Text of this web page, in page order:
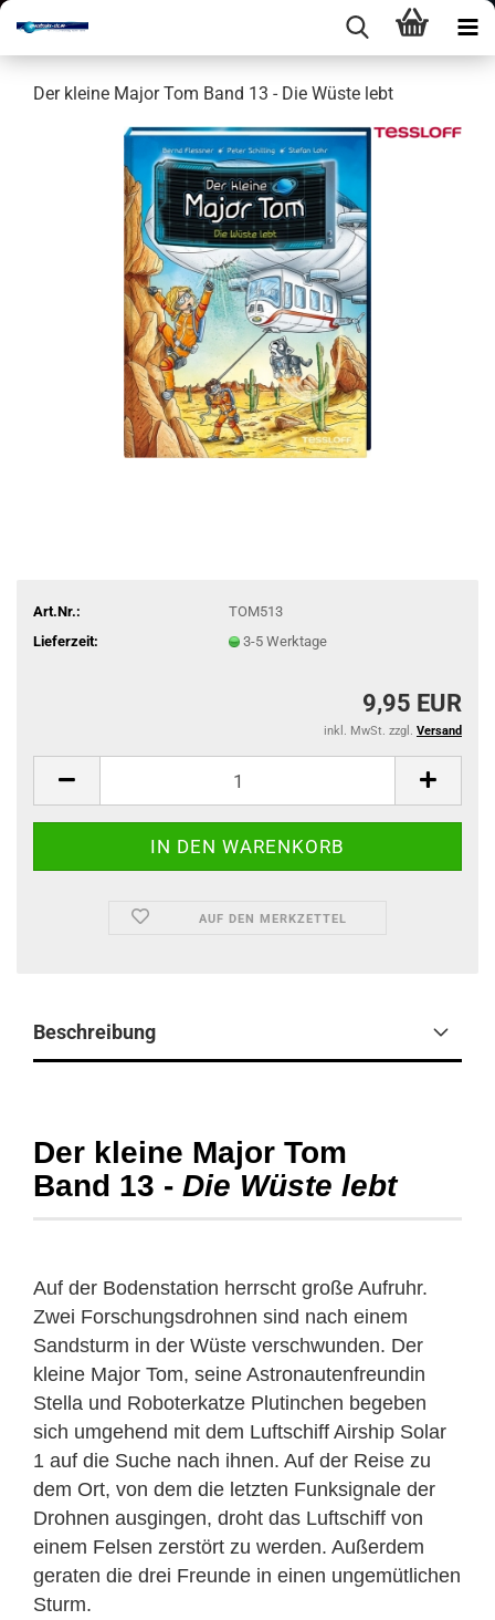
Der klei­ne Major Tom Band 13 - Die Wüste lebt
Art.Nr.:
TOM513
Lieferzeit:
3-5 Werktage
9,95 EUR
inkl. MwSt. zzgl. Versand
AUF DEN MERKZETTEL
Beschreibung
Der kleine Major Tom
Band 13 - Die Wüste lebt
Auf der Bodenstation herrscht große Aufruhr.
Zwei Forschungsdrohnen sind nach einem
Sandsturm in der Wüste verschwunden. Der
kleine Major Tom, seine Astronautenfreundin
Stella und Roboterkatze Plutinchen begeben
sich umgehend mit dem Luftschiff Airship Solar
1 auf die Suche nach ihnen. Auf der Reise zu
dem Ort, von dem die letzten Funksignale der
Drohnen ausgingen, droht das Luftschiff von
einem Felsen zerstört zu werden. Außerdem
geraten die drei Freunde in einen ungemütlichen
Sturm.